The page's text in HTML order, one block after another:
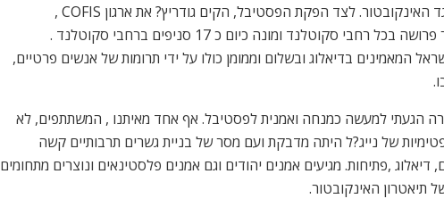
בעקבות הצעדים האלימים של תנועת ה-BDS נגד האינקובטור. לצד הפקת הפסטיבל, הקים גודריץ? את ארגון COFIS ,
קונפידרציית החברים של ישראל סקוטלנד, אשר פרושה בכל רחבי סקוטלנד ומונה כיום כ 17 סניפים ברחבי סקוטלנד .
המאמינים בדיאלוג ובשלום וממומן כולו על ידי תרומות של אנשים פרטיים,
הגעתי למעשה כמנחה ואמנית לפסטיבל. אף אחד מאיתנו , המשתתפים, לא
של נייג?ל היתה מדבקת ועם מסר של בניית גשרים תרבותיים קשה
,פתיחות. מגיעים אמנים יהודים וגם אמנים פלסטינאים ונוצרים מתחומים
תיאטרון האינקובטור.